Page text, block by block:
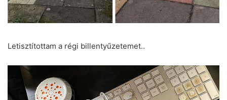
Letisztítottam a régi billentyűzetemet..